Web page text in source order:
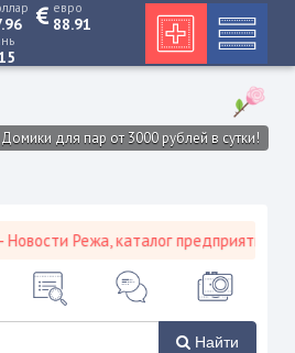
евро
88.91
Домики для пар от 3000 рублей в сутки!
Режа, каталог предприятий,
Найти